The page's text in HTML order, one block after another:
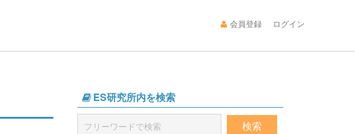
会員登録 ログイン
ES研究所内を検索